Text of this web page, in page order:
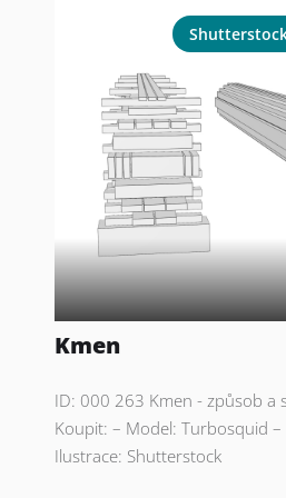
Kmen
ID: 000 263 Kmen - způsob a
Koupit: – Model: Turbosquid –
Ilustrace: Shutterstock